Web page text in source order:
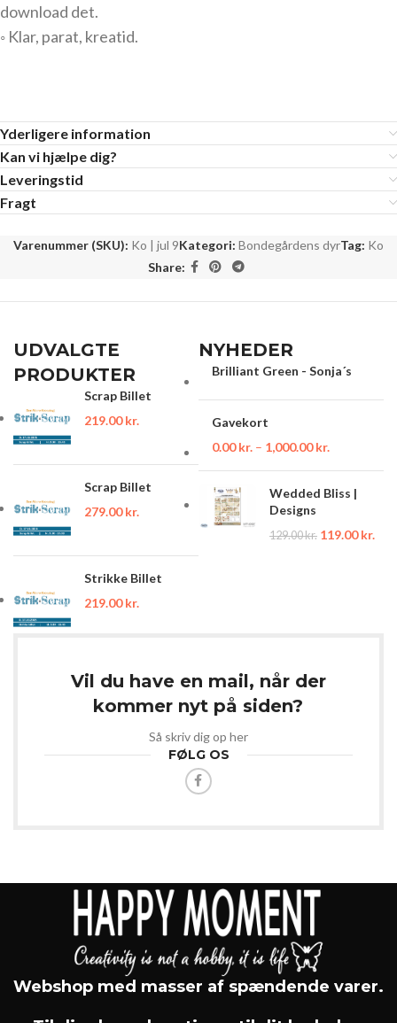
download det.
◦ Klar, parat, kreatid.
Yderligere information
Kan vi hjælpe dig?
Leveringstid
Fragt
Varenummer (SKU): Ko | jul 9Kategori: Bondegårdens dyrTag: Ko
Share:
UDVALGTE
PRODUKTER
Scrap Billet
219.00kr.
Scrap Billet
279.00kr.
Strikke Billet
219.00kr.
NYHEDER
Brilliant Green - Sonja´s
Gavekort
0.00kr. – 1,000.00kr.
Wedded Bliss |
Designs
129.00kr. 119.00kr.
Vil du have en mail, når der
kommer nyt på siden?
Så skriv dig op her
FØLG OS
Webshop med masser af spændende varer.